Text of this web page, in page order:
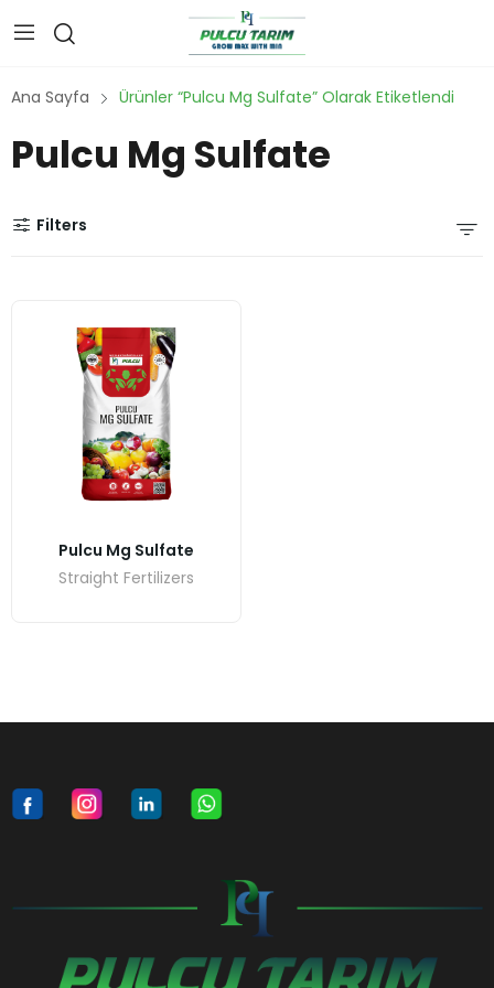
Ana Sayfa Ürünler “Pulcu Mg Sulfate” Olarak Etiketlendi
Pulcu Mg Sulfate
Filters
Pulcu Mg Sulfate
Straight Fertilizers